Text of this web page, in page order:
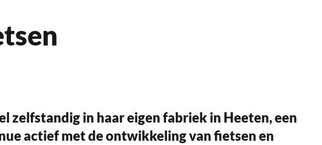
zelfstandig in haar eigen fabriek in Heeten, een
actief met de ontwikkeling van fietsen en